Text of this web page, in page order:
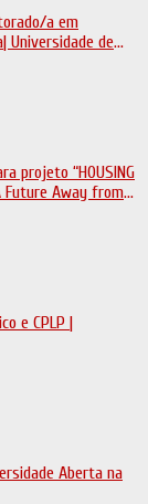
a em
Universidade de
projeto “HOUSING
Future Away from
e CPLP |
Aberta na